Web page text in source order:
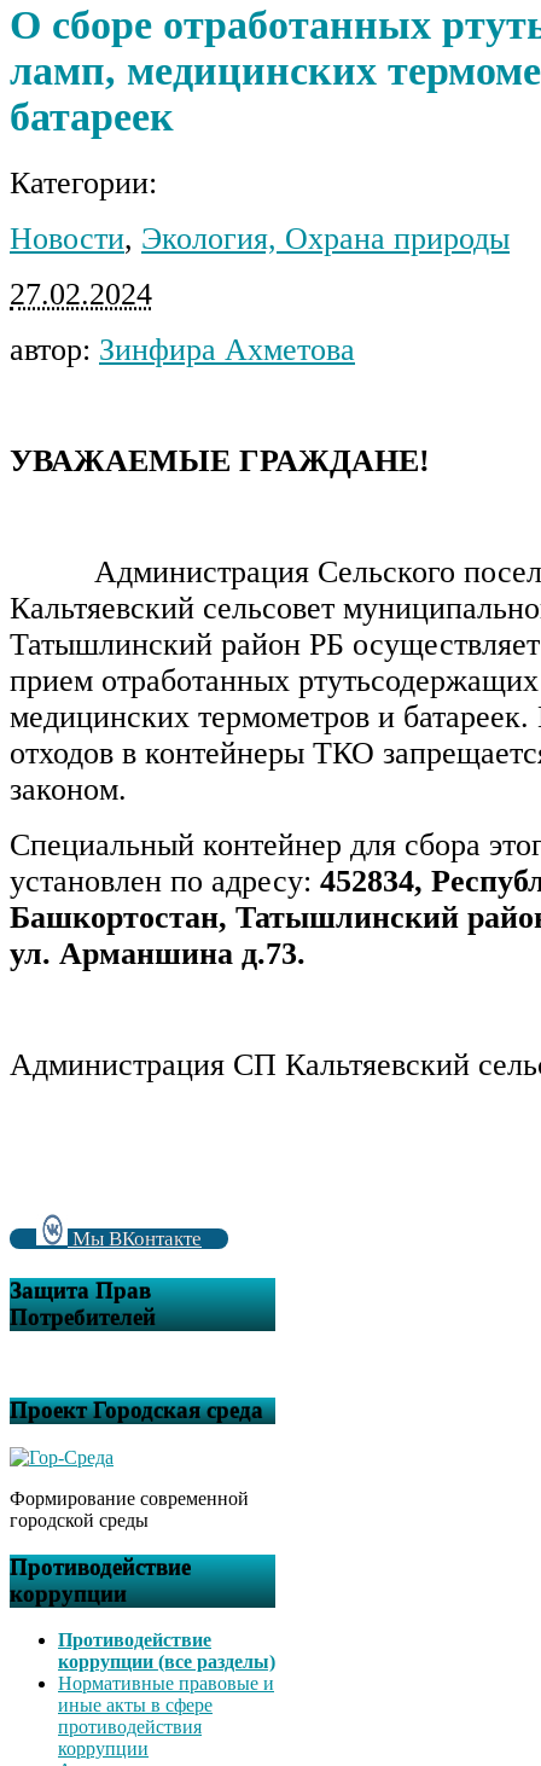
О сборе отработанных
ламп, медицинских
батареек
Категории:
Новости, Экология, Охрана природы
27.02.2024
автор: Зинфира Ахметова
УВАЖАЕМЫЕ ГРАЖДАНЕ!
Администрация Сельского
Кальтяевский сельсовет
Татышлинский район РБ
прием отработанных
медицинских термометров и
отходов в контейнеры ТКО
законом.
Специальный контейнер для сбора
установлен по адресу: 452834,
Башкортостан, Татышлинский
ул. Арманшина д.73.
Администрация СП Кальтяевский
Мы ВКонтакте
Защита Прав
Потребителей
Проект Городская среда
Формирование современной
городской среды
Противодействие
коррупции
Противодействие
коррупции (все разделы)
Нормативные правовые и
иные акты в сфере
противодействия
коррупции